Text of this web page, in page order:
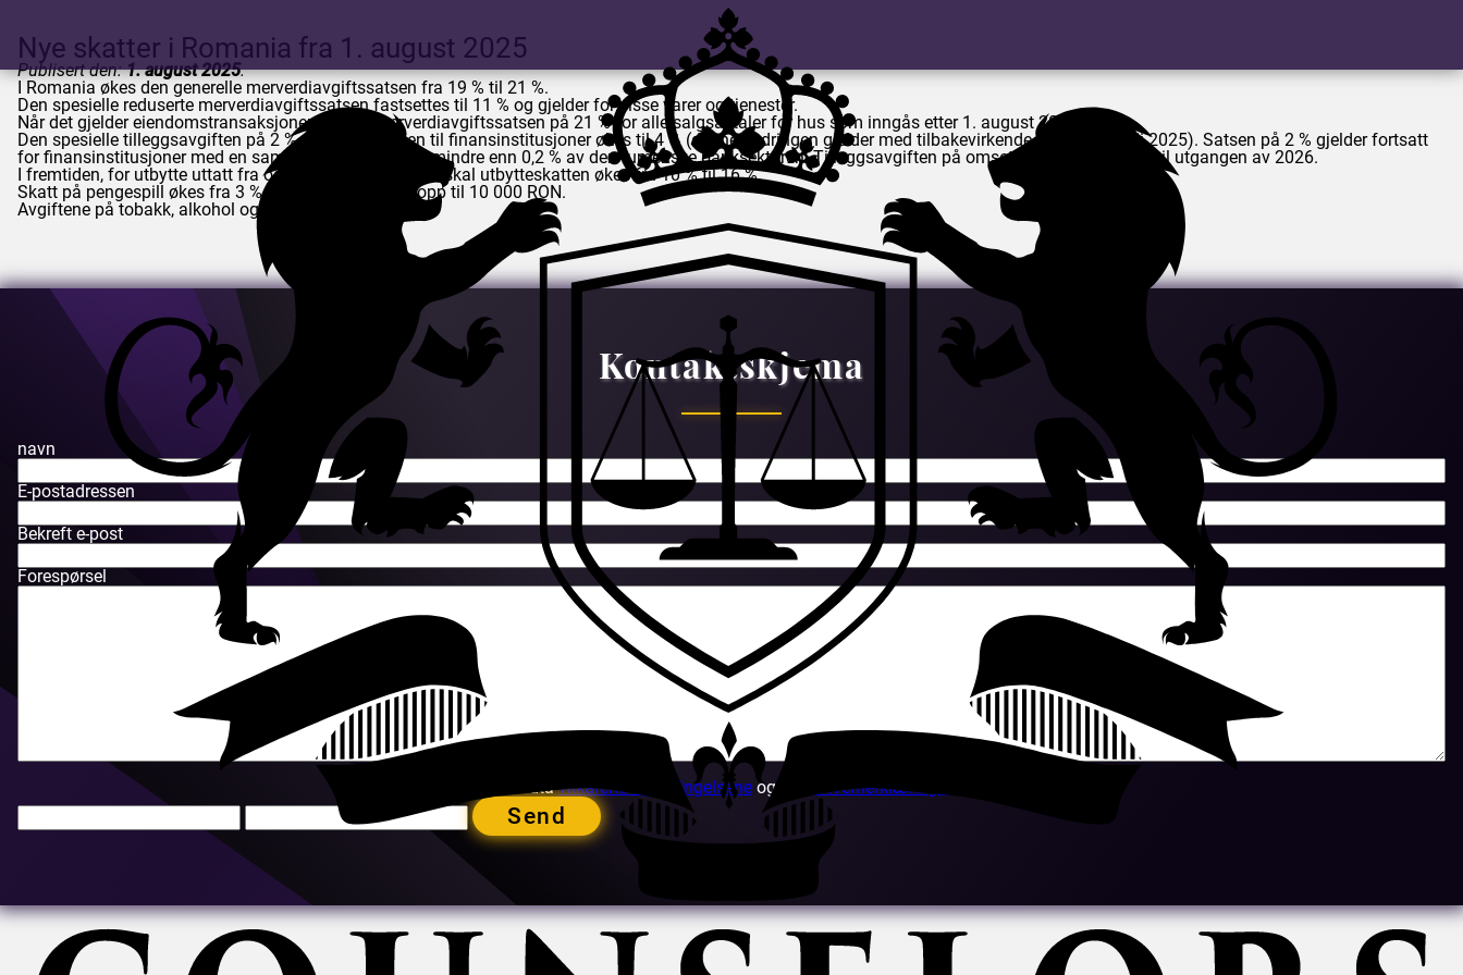
Nye skatter i Romania fra 1. august 2025
Publisert den:1. august 2025.
I Romania økes den generelle merverdiavgiftssatsen fra 19 % til 21 %.
Den spesielle reduserte merverdiavgiftssatsen fastsettes til 11 % og gjelder for visse varer og tjenester.
Når det gjelder eiendomstransaksjoner, gjelder merverdiavgiftssatsen på 21 % for alle salgsavtaler for hus som inngås etter 1. august 2025.
Den spesielle tilleggsavgiften på 2 % på omsetningen til finansinstitusjoner økes til 4 % (denne endringen gjelder med tilbakevirkende kraft fra 1. juli 2025). Satsen på 2 % gjelder fortsatt
for finansinstitusjoner med en samlet nettoformue på mindre enn 0,2 % av den rumenske banksektoren. Tilleggsavgiften på omsetningen skal gjelde til utgangen av 2026.
I fremtiden, for utbytte uttatt fra og med 1. januar 2026, skal utbytteskatten økes fra 10 % til 16 %.
Skatt på pengespill økes fra 3 % til 4 % for gevinster opp til 10 000 RON.
Avgiftene på tobakk, alkohol og drivstoff er økt.
Kontaktskjema
navn
E-postadressen
Bekreft e-post
Forespørsel
Godtavilkårene og betingelsene og personvernerklæringen
Send